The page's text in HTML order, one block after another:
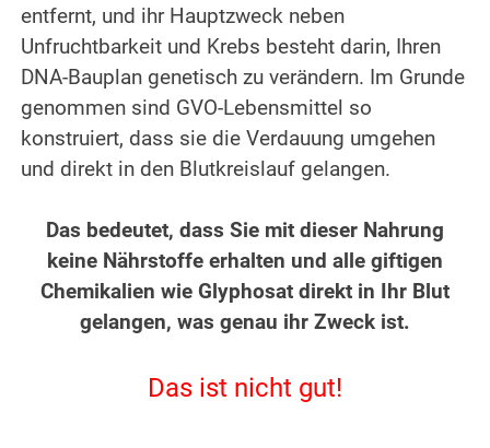
entfernt, und ihr Hauptzweck neben
Unfruchtbarkeit und Krebs besteht darin, Ihren
DNA-Bauplan genetisch zu verändern. Im Grunde
genommen sind GVO-Lebensmittel so
konstruiert, dass sie die Verdauung umgehen
und direkt in den Blutkreislauf gelangen.
Das bedeutet, dass Sie mit dieser Nahrung
keine Nährstoffe erhalten und alle giftigen
Chemikalien wie Glyphosat direkt in Ihr Blut
gelangen, was genau ihr Zweck ist.
Das ist nicht gut!